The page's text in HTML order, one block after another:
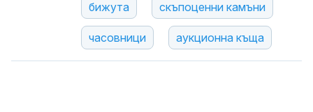
бижута скъпоценни камъни
часовници аукционна къща